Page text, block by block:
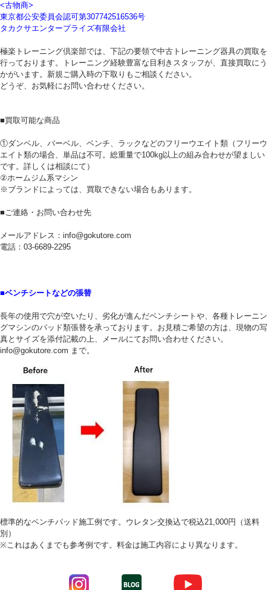
<古物商>
東京都公安委員会認可第307742516536号
タカクサエンタープライズ有限会社
極楽トレーニング倶楽部では、下記の要領で中古トレーニング器具の買取を
行っております。トレーニング経験豊富な目利きスタッフが、直接買取にう
かがいます。新規ご購入時の下取りもご相談ください。
どうぞ、お気軽にお問い合わせください。
■買取可能な商品
①ダンベル、バーベル、ベンチ、ラックなどのフリーウエイト類（フリーウ
エイト類の場合、単品は不可。総重量で100kg以上の組み合わせが望ましい
です。詳しくは相談にて）
②ホームジム系マシン
※ブランドによっては、買取できない場合もあります。
■ご連絡・お問い合わせ先
メールアドレス：info@gokutore.com
電話：03-6689-2295
■ベンチシートなどの張替
長年の使用で穴が空いたり、劣化が進んだベンチシートや、各種トレーニン
グマシンのパッド類張替を承っております。お見積ご希望の方は、現物の写
真とサイズを添付記載の上、メールにてお問い合わせください。
info@gokutore.com まで。
標準的なベンチパッド施工例です。ウレタン交換込で税込21,000円（送料
別）
※これはあくまでも参考例です。料金は施工内容により異なります。